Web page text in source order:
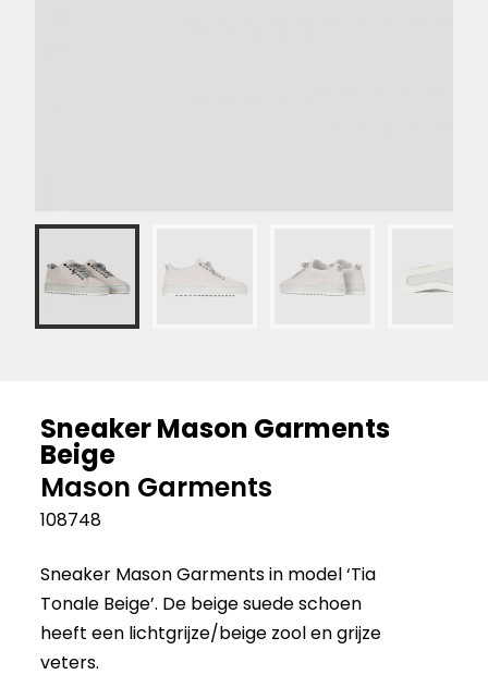
Sneaker Mason Garments
Beige
Mason Garments
108748
Sneaker Mason Garments in model ‘Tia
Tonale Beige’. De beige suede schoen
heeft een lichtgrijze/beige zool en grijze
veters.